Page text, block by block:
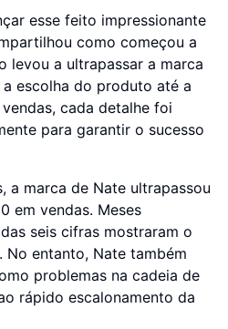
esse feito impressionante
como começou a
levou a ultrapassar a marca
escolha do produto até a
cada detalhe foi
para garantir o sucesso
a marca de Nate ultrapassou
em vendas. Meses
seis cifras mostraram o
entanto, Nate também
problemas na cadeia de
rápido escalonamento da